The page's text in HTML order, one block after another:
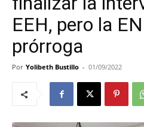
EEH, pero la
prórroga
Por Yolibeth Bustillo - 01/09/2022